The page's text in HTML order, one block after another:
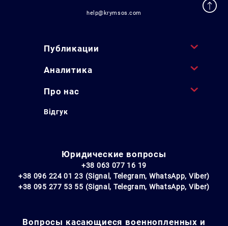
help@krymsos.com
Публикации
Аналитика
Про нас
Відгук
Юридические вопросы
+38 063 077 16 19
+38 096 224 01 23 (Signal, Telegram, WhatsApp, Viber)
+38 095 277 53 55 (Signal, Telegram, WhatsApp, Viber)
Вопросы касающиеся военнопленных и